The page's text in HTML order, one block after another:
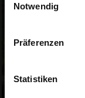
Notwendig
Präferenzen
Statistiken